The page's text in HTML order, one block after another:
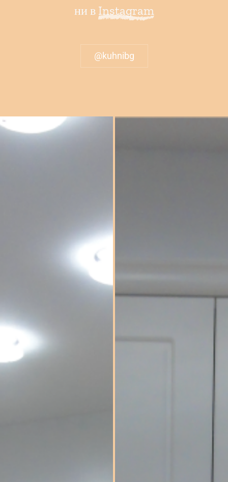
ни в Instagram
@kuhnibg